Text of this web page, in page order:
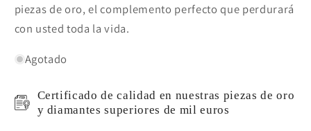
piezas de oro, el complemento perfecto que perdurará
con usted toda la vida.
Agotado
Certificado de calidad en nuestras piezas de oro
y diamantes superiores de mil euros